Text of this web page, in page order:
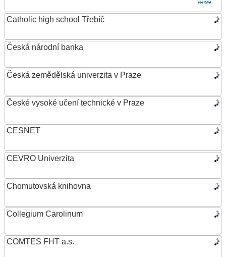
Catholic high school Třebíč
Česká národní banka
Česká zemědělská univerzita v Praze
České vysoké učení technické v Praze
CESNET
CEVRO Univerzita
Chomutovská knihovna
Collegium Carolinum
COMTES FHT a.s.